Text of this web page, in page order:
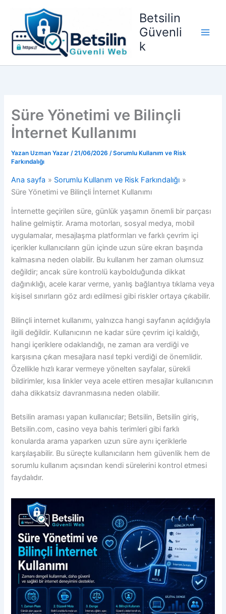
Betsilin
Güvenli
k
Süre Yönetimi ve Bilinçli
İnternet Kullanımı
Yazan Uzman Yazar /21/06/2026 /Sorumlu Kullanım ve Risk
Farkındalığı
Ana sayfa
Sorumlu Kullanım ve Risk Farkındalığı
Süre Yönetimi ve Bilinçli İnternet Kullanımı
İnternette geçirilen süre, günlük yaşamın önemli bir parçası
haline gelmiştir. Arama motorları, sosyal medya, mobil
uygulamalar, mesajlaşma platformları ve farklı çevrim içi
içerikler kullanıcıların gün içinde uzun süre ekran başında
kalmasına neden olabilir. Bu kullanım her zaman olumsuz
değildir; ancak süre kontrolü kaybolduğunda dikkat
dağınıklığı, acele karar verme, yanlış bağlantıya tıklama veya
kişisel sınırların göz ardı edilmesi gibi riskler ortaya çıkabilir.
Bilinçli internet kullanımı, yalnızca hangi sayfanın açıldığıyla
ilgili değildir. Kullanıcının ne kadar süre çevrim içi kaldığı,
hangi içeriklere odaklandığı, ne zaman ara verdiği ve
karşısına çıkan mesajlara nasıl tepki verdiği de önemlidir.
Özellikle hızlı karar vermeye yönelten sayfalar, sürekli
bildirimler, kısa linkler veya acele ettiren mesajlar kullanıcının
daha dikkatsiz davranmasına neden olabilir.
Betsilin araması yapan kullanıcılar; Betsilin, Betsilin giriş,
Betsilin.com, casino veya bahis terimleri gibi farklı
konularda arama yaparken uzun süre aynı içeriklerle
karşılaşabilir. Bu süreçte kullanıcıların hem güvenlik hem de
sorumlu kullanım açısından kendi sürelerini kontrol etmesi
faydalıdır.